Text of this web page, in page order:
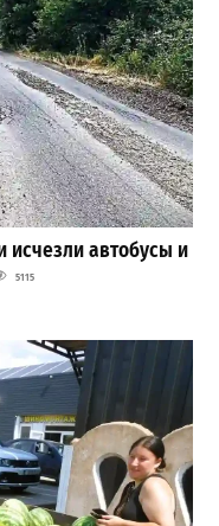
исчезли автобусы и
5115